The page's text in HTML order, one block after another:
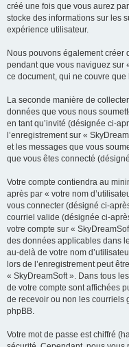
créé une fois que vous aurez
stocke des informations sur les
expérience utilisateur.
Nous pouvons également créer
pendant que vous naviguez sur
ce document, qui ne couvre
La seconde manière de
données que vous nous
en tant qu’invité (désignée ci-
l’enregistrement sur «
et les messages que vous
que vous êtes connecté
Votre compte contiendra au
après par « votre nom
vous connecter (désigné ci-
courriel valide (désignée ci-
votre compte sur «
des données applicables dans
au-delà de votre nom
lors de l’enregistrement peut
« SkyDreamSoft ». Dans tous
de votre compte sont affichées
de recevoir ou non les courriels
phpBB.
Votre mot de passe est chiffré